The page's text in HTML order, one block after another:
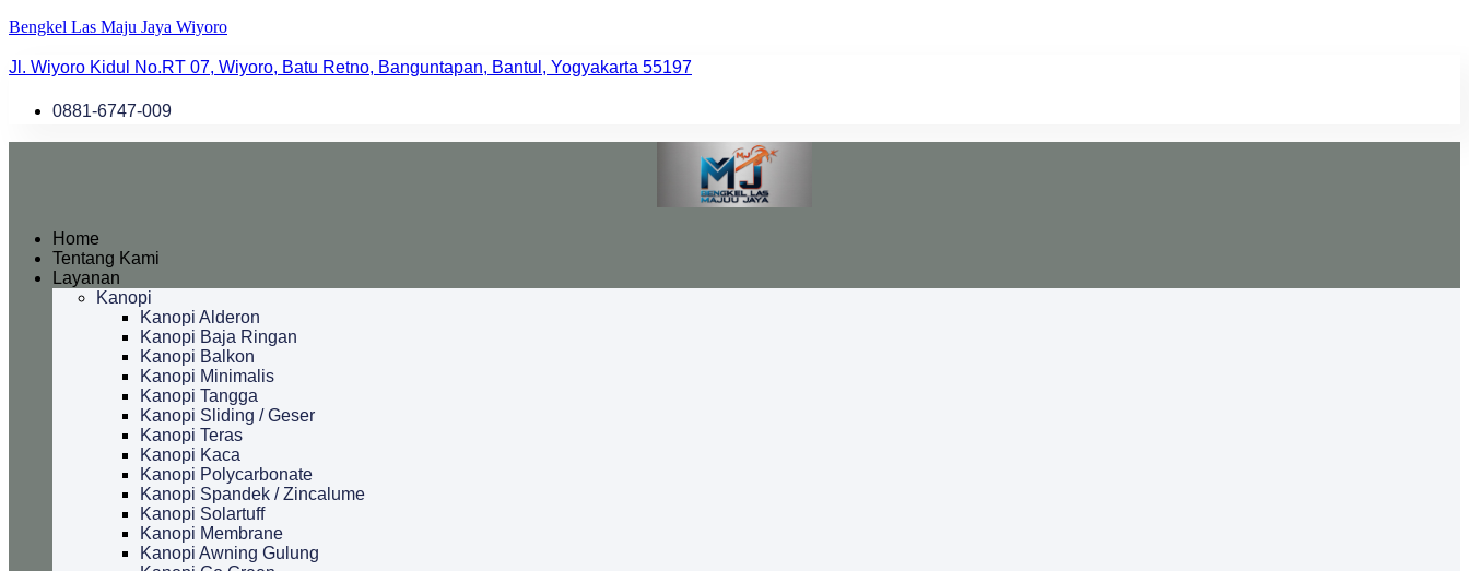
Bengkel Las Maju Jaya Wiyoro
Jl. Wiyoro Kidul No.RT 07, Wiyoro, Batu Retno, Banguntapan, Bantul, Yogyakarta 55197
0881-6747-009
Home
Tentang Kami
Layanan
Kanopi
Kanopi Alderon
Kanopi Baja Ringan
Kanopi Balkon
Kanopi Minimalis
Kanopi Tangga
Kanopi Sliding / Geser
Kanopi Teras
Kanopi Kaca
Kanopi Polycarbonate
Kanopi Spandek / Zincalume
Kanopi Solartuff
Kanopi Membrane
Kanopi Awning Gulung